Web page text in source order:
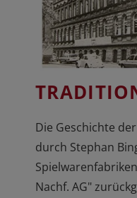
Die Geschichte
durch Stephan
Nachf. AG"